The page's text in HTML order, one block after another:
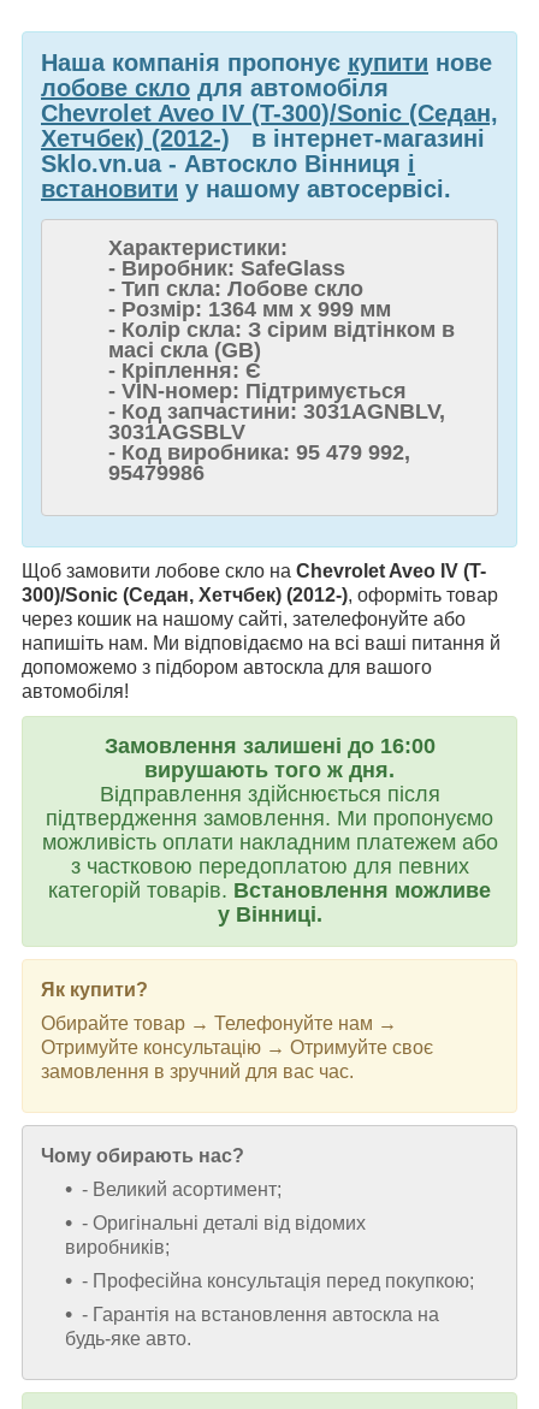
Наша компанія пропонує купити нове
лобове скло для автомобіля
Chevrolet Aveo IV (T-300)/Sonic (Седан,
Хетчбек) (2012-) в інтернет-магазині
Sklo.vn.ua - Автоскло Вінниця і
встановити у нашому автосервісі.
Характеристики:
- Виробник: SafeGlass
- Тип скла: Лобове скло
- Розмір: 1364 мм x 999 мм
- Колір скла: З сірим відтінком в
масі скла (GB)
- Кріплення: Є
- VIN-номер: Підтримується
- Код запчастини: 3031AGNBLV,
3031AGSBLV
- Код виробника: 95 479 992,
95479986
Щоб замовити лобове скло на Chevrolet Aveo IV (T-
300)/Sonic (Седан, Хетчбек) (2012-), оформіть товар
через кошик на нашому сайті, зателефонуйте або
напишіть нам. Ми відповідаємо на всі ваші питання й
допоможемо з підбором автоскла для вашого
автомобіля!
Замовлення залишені до 16:00
вирушають того ж дня.
Відправлення здійснюється після
підтвердження замовлення. Ми пропонуємо
можливість оплати накладним платежем або
з частковою передоплатою для певних
категорій товарів. Встановлення можливе
у Вінниці.
Як купити?
Обирайте товар → Телефонуйте нам →
Отримуйте консультацію → Отримуйте своє
замовлення в зручний для вас час.
Чому обирають нас?
- Великий асортимент;
- Оригінальні деталі від відомих
виробників;
- Професійна консультація перед покупкою;
- Гарантія на встановлення автоскла на
будь-яке авто.